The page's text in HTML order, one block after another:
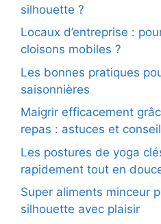
silhouette ?
Locaux d’entreprise :
cloisons mobiles ?
Les bonnes pratiques
saisonnières
Maigrir efficacement
repas : astuces et
Les postures de yoga
rapidement tout en
Super aliments minceur
silhouette avec plaisir